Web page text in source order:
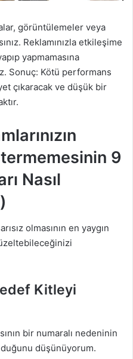
görüntülemeler veya
Reklamınızla etkileşime
yapmamasına
Sonuç: Kötü performans
çıkaracak ve düşük bir
9
Nasıl
olmasının en yaygın
Kitleyi
bir numaralı nedeninin
düşünüyorum.